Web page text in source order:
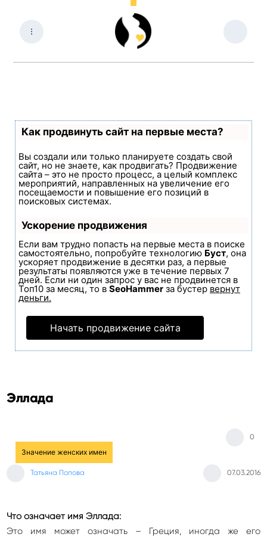
Как продвинуть сайт на первые места?
Вы создали или только планируете создать свой
сайт, но не знаете, как продвигать? Продвижение
сайта – это не просто процесс, а целый комплекс
мероприятий, направленных на увеличение его
посещаемости и повышение его позиций в
поисковых системах.
Ускорение продвижения
Если вам трудно попасть на первые места в поиске
самостоятельно, попробуйте технологию Буст, она
ускоряет продвижение в десятки раз, а первые
результаты появляются уже в течение первых 7
дней. Если ни один запрос у вас не продвинется в
Топ10 за месяц, то в SeoHammer за бустер вернут
деньги.
Начать продвижение сайта
Эллада
Значение женских имен
Татьяна Попова 07.03.2016
0
Что означает имя Эллада:
Это имя может означать – Греция, иногда же его